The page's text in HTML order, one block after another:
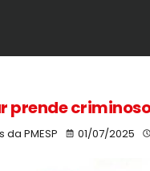
prende
PMESP 01/07/2025